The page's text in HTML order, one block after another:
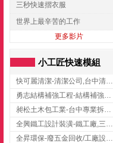
三秒快速摺衣服
世界上最辛苦的工作
更多影片
小工匠快速模組
快可麗清潔-清潔公司,台中清潔公司,台中居家清潔
勇志結構補強工程-結構補強工程 ,桃園結構補強工程,龍潭結構補強工程
昶松土木包工業-台中專業拆除工程/挖土機出租
全興鐵工設計裝潢-鐵工廠,三峽鐵工廠,台北鐵工廠
全昇環保-廢五金回收/工廠設備收購/機械設備回收/高價收購廠房設備